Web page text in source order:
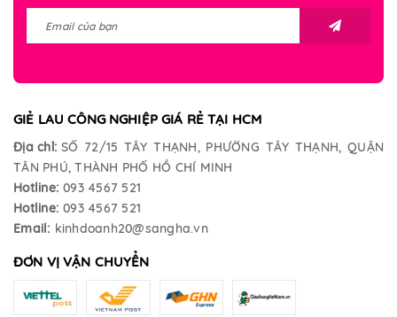
GIẺ LAU CÔNG NGHIỆP GIÁ RẺ TẠI HCM
Địa chỉ: SỐ 72/15 TÂY THẠNH, PHƯỜNG TÂY THẠNH, QUẬN
TÂN PHÚ, THÀNH PHỐ HỒ CHÍ MINH
Hotline: 093 4567 521
Hotline: 093 4567 521
Email: kinhdoanh20@sangha.vn
ĐƠN VỊ VẬN CHUYỂN